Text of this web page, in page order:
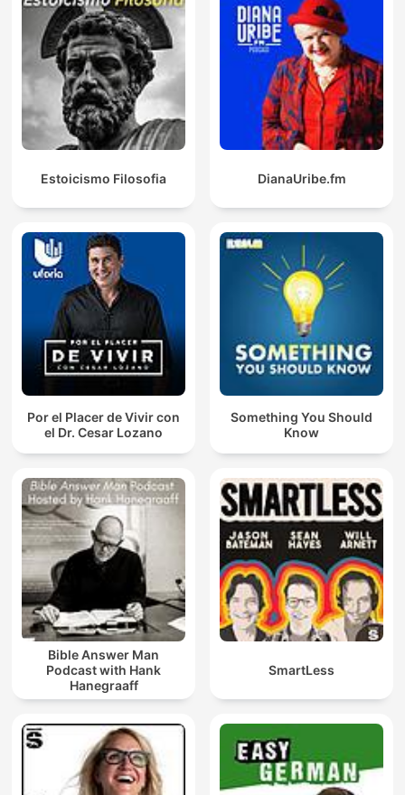
Estoicismo Filosofia DianaUribe.fm
Por el Placer de Vivir con
el Dr. Cesar Lozano
Something You Should
Know
Bible Answer Man
Podcast with Hank
Hanegraaff
SmartLess